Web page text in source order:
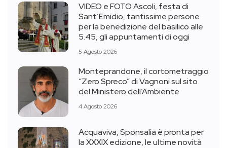
VIDEO e FOTO Ascoli, festa di
Sant’Emidio, tantissime persone
per la benedizione del basilico alle
5.45, gli appuntamenti di oggi
5 Agosto 2026
Monteprandone, il cortometraggio
“Zero Spreco” di Vagnoni sul sito
del Ministero dell’Ambiente
4 Agosto 2026
Acquaviva, Sponsalia è pronta per
la XXXIX edizione, le ultime novità